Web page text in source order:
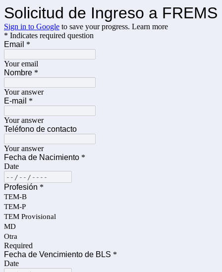
Solicitud de Ingreso a FREMS
Sign in to Google to save your progress. Learn more
* Indicates required question
Email *
Your email
Nombre *
Your answer
E-mail *
Your answer
Teléfono de contacto
Your answer
Fecha de Nacimiento *
Date
Profesión *
TEM-B
TEM-P
TEM Provisional
MD
Otra
Required
Fecha de Vencimiento de BLS *
Date